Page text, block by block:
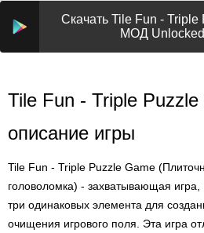
Скачать Tile Fun -
МОД
Tile Fun - Triple Puzzle
описание игры
Tile Fun - Triple Puzzle Game
головоломка) - захватывающая игра,
три одинаковых элемента для
очищения игрового поля. Эта игра